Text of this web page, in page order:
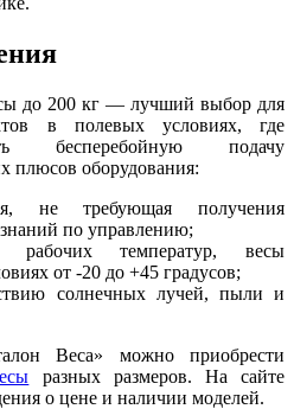
до 200 кг — лучший выбор для
в полевых условиях, где
бесперебойную подачу
плюсов оборудования:
не требующая получения
по управлению;
рабочих температур, весы
от -20 до +45 градусов;
солнечных лучей, пыли и
Веса» можно приобрести
разных размеров. На сайте
о цене и наличии моделей.